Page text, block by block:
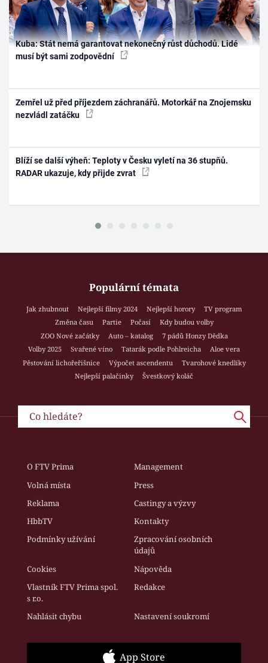
Kuba: Stát nemá garantovat nekonečný růst důchodů. Lidé
musí být sami zodpovědní
Zemřel už před příjezdem záchranářů. Motorkář na Znojemsku
nezvládl zatáčku
Blíží se další výheň: Teploty v Česku vyletí na 36 stupňů.
RADAR ukazuje, kdy přijde zvrat
Populární témata
Jak zhubnout Nejlepší filmy 2024 Nejlepší horory
TV program
Změna času
Partie Počasí
Kdy budou volby
ZOO Nové začátky
Auto – katalog
7 pádů Honzy Dědka
Volby 2025
Svařené víno Tatarák podle Pohlreicha
Aloe vera
Pěstování lichořeřišnice
Výpočet ascendentu
Tvarohové knedlíky
Nejlepší palačinky
Švestkový koláč
O FTV Prima
Management
Volná místa
Press
Reklama
Castingy a výzvy
HbbTV
Kontakty
Podmínky užívání
Zpracování osobních
údajů
Cookies
Nápověda
Vlastník FTV Prima spol.
s r.o.
Redakce
Nahlásit chybu Nastavení soukromí
App Store